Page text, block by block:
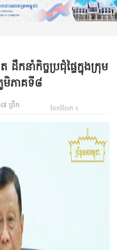
កនាំកិច្ចប្រជុំផ្ទៃក្នុងក្រុម
មិភាគទី៨
ព្រឹក ចែករំលែក ៖